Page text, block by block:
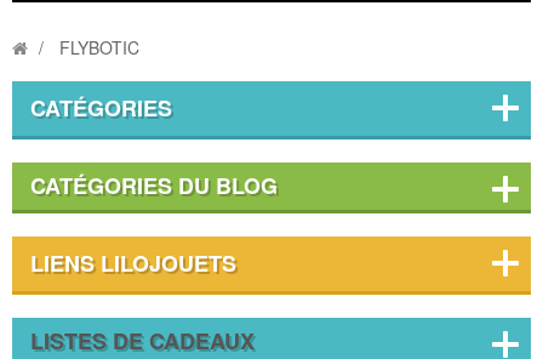
FLYBOTIC
CATÉGORIES
CATÉGORIES DU BLOG
LIENS LILOJOUETS
LISTES DE CADEAUX